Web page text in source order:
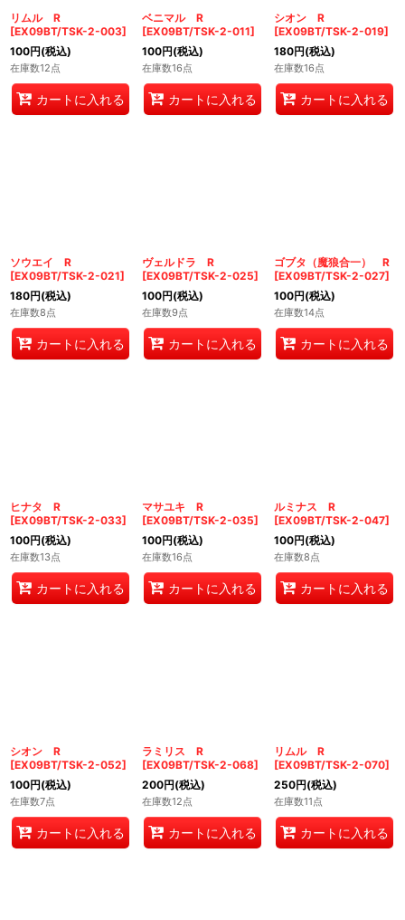
リムル R
[EX09BT/TSK-2-003]
100円(税込)
在庫数12点
カートに入れる
ベニマル R
[EX09BT/TSK-2-011]
100円(税込)
在庫数16点
カートに入れる
シオン R
[EX09BT/TSK-2-019]
180円(税込)
在庫数16点
カートに入れる
ソウエイ R
[EX09BT/TSK-2-021]
180円(税込)
在庫数8点
カートに入れる
ヴェルドラ R
[EX09BT/TSK-2-025]
100円(税込)
在庫数9点
カートに入れる
ゴブタ（魔狼合一） R
[EX09BT/TSK-2-027]
100円(税込)
在庫数14点
カートに入れる
ヒナタ R
[EX09BT/TSK-2-033]
100円(税込)
在庫数13点
カートに入れる
マサユキ R
[EX09BT/TSK-2-035]
100円(税込)
在庫数16点
カートに入れる
ルミナス R
[EX09BT/TSK-2-047]
100円(税込)
在庫数8点
カートに入れる
シオン R
[EX09BT/TSK-2-052]
100円(税込)
在庫数7点
カートに入れる
ラミリス R
[EX09BT/TSK-2-068]
200円(税込)
在庫数12点
カートに入れる
リムル R
[EX09BT/TSK-2-070]
250円(税込)
在庫数11点
カートに入れる